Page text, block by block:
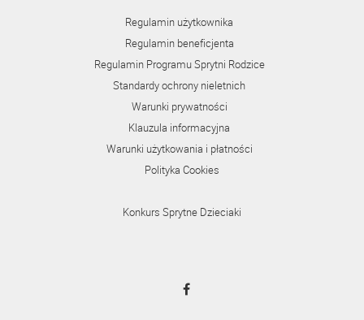
Regulamin użytkownika
Regulamin beneficjenta
Regulamin Programu Sprytni Rodzice
Standardy ochrony nieletnich
Warunki prywatności
Klauzula informacyjna
Warunki użytkowania i płatności
Polityka Cookies
Konkurs Sprytne Dzieciaki